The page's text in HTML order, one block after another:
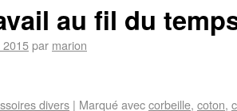
au fil du
2015par marion
divers | Marqué aveccorbeille, coton,